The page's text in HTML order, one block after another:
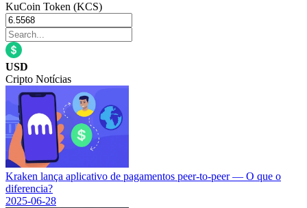
KuCoin Token (KCS)
USD
Cripto Notícias
Kraken lança aplicativo de pagamentos peer-to-peer — O que o
diferencia?
2025-06-28